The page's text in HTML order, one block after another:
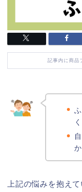
記事内に商品
上記の悩みを抱え